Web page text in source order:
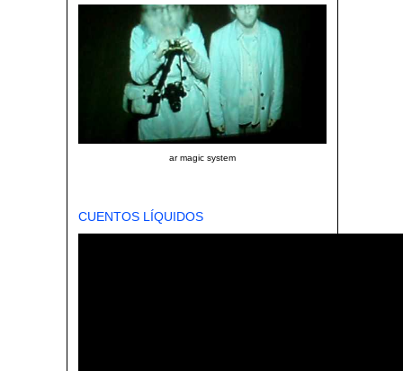
ar magic system
CUENTOS LÍQUIDOS